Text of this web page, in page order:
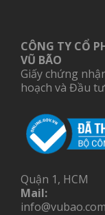
CÔNG TY CỔ
VŨ BÃO
Giấy chứng
hoạch và Đầu
Quận 1, HCM
Mail: